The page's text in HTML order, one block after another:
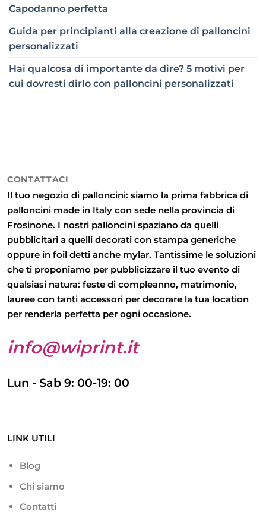
Capodanno perfetta
Guida per principianti alla creazione di palloncini
personalizzati
Hai qualcosa di importante da dire? 5 motivi per
cui dovresti dirlo con palloncini personalizzati
CONTATTACI
Il tuo negozio di palloncini: siamo la prima fabbrica di
palloncini made in Italy con sede nella provincia di
Frosinone. I nostri palloncini spaziano da quelli
pubblicitari a quelli decorati con stampa generiche
oppure in foil detti anche mylar. Tantissime le soluzioni
che ti proponiamo per pubblicizzare il tuo evento di
qualsiasi natura: feste di compleanno, matrimonio,
lauree con tanti accessori per decorare la tua location
per renderla perfetta per ogni occasione.
info@wiprint.it
Lun - Sab 9: 00-19: 00
LINK UTILI
Blog
Chi siamo
Contatti